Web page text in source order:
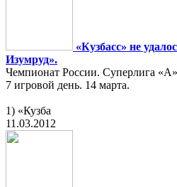
«Кузбасс» не
Изумруд».
Чемпионат России. Суперлига
7 игровой день. 14 марта.
1) «Кузба
11.03.2012